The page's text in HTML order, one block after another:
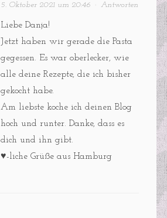
5. Oktober 2021 um 20:46· Antworten
Liebe Danja!
Jetzt haben wir gerade die Pasta
gegessen. Es war oberlecker, wie
alle deine Rezepte, die ich bisher
gekocht habe.
Am liebste koche ich deinen Blog
hoch und runter. Danke, dass es
dich und ihn gibt.
♥️-liche Grüße aus Hamburg